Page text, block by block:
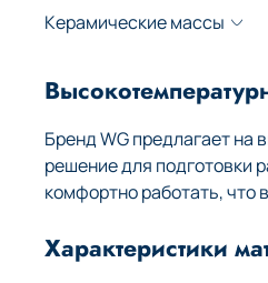
Керамические массы
Бренд WG предлагает на
решение для подготовки
комфортно работать, что
Характеристики